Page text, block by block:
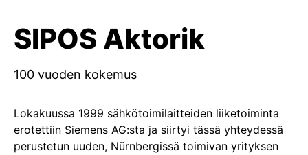
Lokakuussa 1999 sähkötoimilaitteiden liiketoiminta
erotettiin Siemens AG:sta ja siirtyi tässä yhteydessä
perustetun uuden, Nürnbergissä toimivan yrityksen
SIPOS Aktorik
100 vuoden kokemus